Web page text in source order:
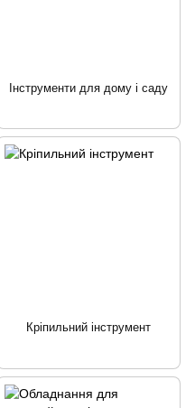
Інструменти для дому і саду
Кріпильний інструмент